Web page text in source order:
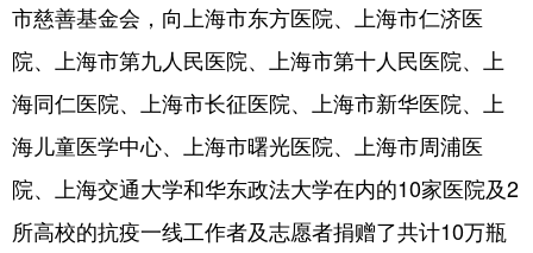
市慈善基金会，向上海市东方医院、上海市仁济医
院、上海市第九人民医院、上海市第十人民医院、上
海同仁医院、上海市长征医院、上海市新华医院、上
海儿童医学中心、上海市曙光医院、上海市周浦医
院、上海交通大学和华东政法大学在内的10家医院及2
所高校的抗疫一线工作者及志愿者捐赠了共计10万瓶